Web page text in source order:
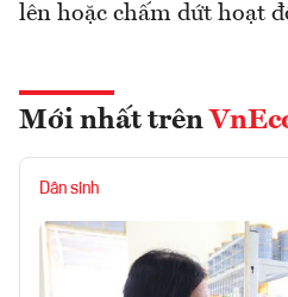
lên hoặc chấm dứt hoạt
Mới nhất trên
Dân sinh